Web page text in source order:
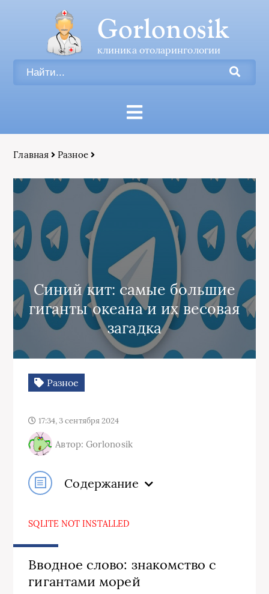
Gorlonosik
клиника отоларингологии
Главная Разное
Синий кит: самые большие
гиганты океана и их весовая
загадка
Разное
17:34, 3 сентября 2024
Автор: Gorlonosik
Содержание
SQLITE NOT INSTALLED
Вводное слово: знакомство с
гигантами морей